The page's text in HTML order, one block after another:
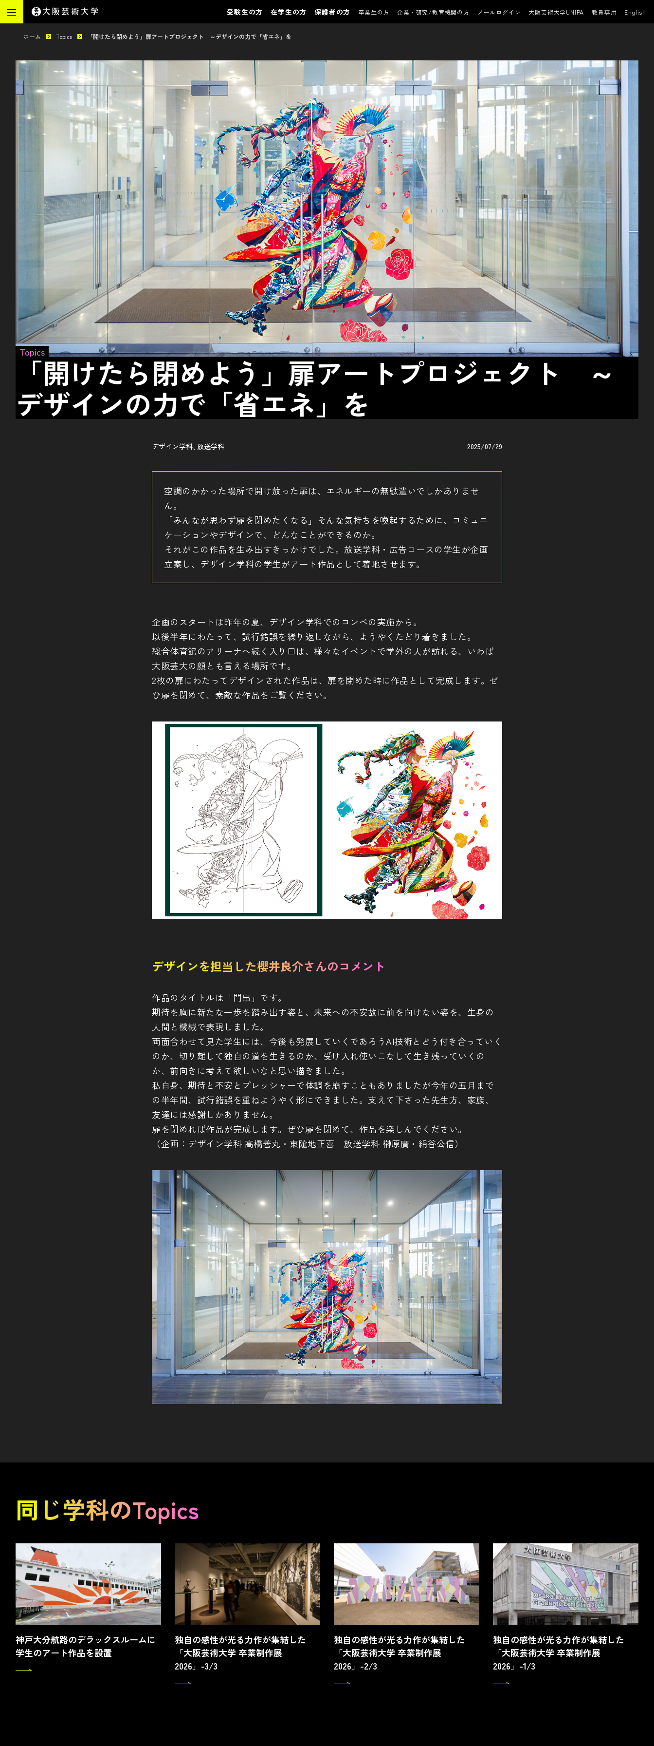
受験生の方 在学生の方 保護者の方 卒業生の方 企業・研究/教育機関の方 メールログイン 大阪芸術大学UNIPA 教員専用 English
ホーム Topics 「開けたら閉めよう」扉アートプロジェクト ～デザインの力で「省エネ」を
Topics
「開けたら閉めよう」扉アートプロジェクト ～
デザインの力で「省エネ」を
デザイン学科, 放送学科 2025/07/29
空調のかかった場所で開け放った扉は、エネルギーの無駄遣いでしかありませ
ん。
「みんなが思わず扉を閉めたくなる」そんな気持ちを喚起するために、コミュニ
ケーションやデザインで、どんなことができるのか。
それがこの作品を生み出すきっかけでした。放送学科・広告コースの学生が企画
立案し、デザイン学科の学生がアート作品として着地させます。
企画のスタートは昨年の夏、デザイン学科でのコンペの実施から。
以後半年にわたって、試行錯誤を繰り返しながら、ようやくたどり着きました。
総合体育館のアリーナへ続く入り口は、様々なイベントで学外の人が訪れる、いわば
大阪芸大の顔とも言える場所です。
2枚の扉にわたってデザインされた作品は、扉を閉めた時に作品として完成します。ぜ
ひ扉を閉めて、素敵な作品をご覧ください。
デザインを担当した櫻井良介さんのコメント
作品のタイトルは「門出」です。
期待を胸に新たな一歩を踏み出す姿と、未来への不安故に前を向けない姿を、生身の
人間と機械で表現しました。
両面合わせて見た学生には、今後も発展していくであろうAI技術とどう付き合っていく
のか、切り離して独自の道を生きるのか、受け入れ使いこなして生き残っていくの
か、前向きに考えて欲しいなと思い描きました。
私自身、期待と不安とプレッシャーで体調を崩すこともありましたが今年の五月まで
の半年間、試行錯誤を重ねようやく形にできました。支えて下さった先生方、家族、
友達には感謝しかありません。
扉を閉めれば作品が完成します。ぜひ扉を閉めて、作品を楽しんでください。
（企画：デザイン学科 高橋善丸・東隂地正喜 放送学科 榊原廣・絹谷公信）
同じ学科のTopics
神戸大分航路のデラックスルームに
学生のアート作品を設置
独自の感性が光る力作が集結した
「大阪芸術大学 卒業制作展
2026」-3/3
独自の感性が光る力作が集結した
「大阪芸術大学 卒業制作展
2026」-2/3
独自の感性が光る力作が集結した
「大阪芸術大学 卒業制作展
2026」-1/3